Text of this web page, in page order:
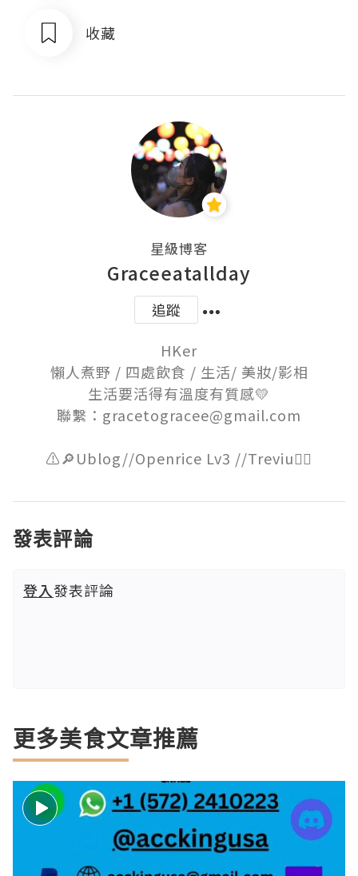
收藏
星級博客
Graceeatallday
追蹤
HKer
懶人煮野 / 四處飲食 / 生活/ 美妝/影相
生活要活得有溫度有質感💛
聯繫：gracetogracee@gmail.com
發表評論
登入發表評論
更多美食文章推薦